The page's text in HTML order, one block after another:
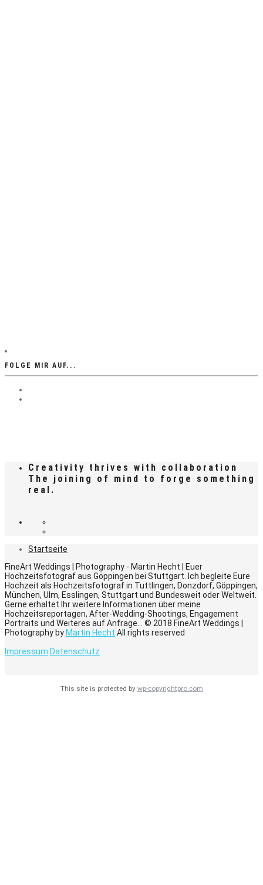
FOLGE MIR AUF...
Creativity thrives with collaboration
The joining of mind to forge something
real.
Startseite
FineArt Weddings | Photography - Martin Hecht | Euer
Hochzeitsfotograf aus Göppingen bei Stuttgart. Ich begleite Eure
Hochzeit als Hochzeitsfotograf in Tuttlingen, Donzdorf, Göppingen,
München, Ulm, Esslingen, Stuttgart und Bundesweit oder Weltweit.
Gerne erhaltet Ihr weitere Informationen über meine
Hochzeitsreportagen, After-Wedding-Shootings, Engagement
Portraits und Weiteres auf Anfrage... © 2018 FineArt Weddings |
Photography by Martin Hecht All rights reserved
Impressum Datenschutz
This site is protected by wp-copyrightpro.com